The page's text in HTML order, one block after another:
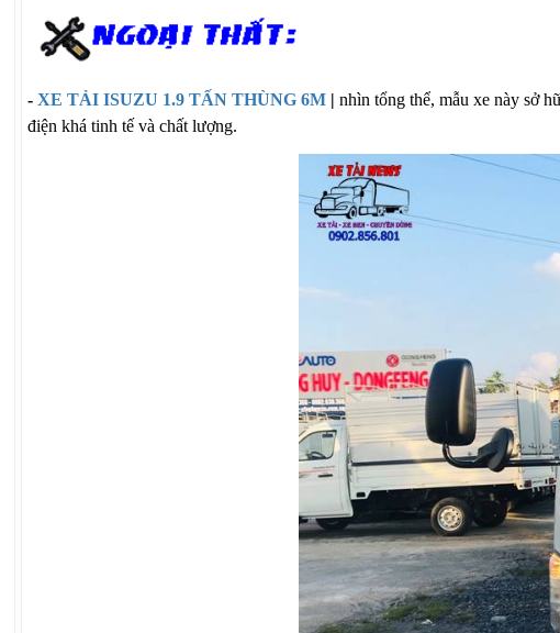
- XE TẢI ISUZU 1.9 TẤN THÙNG 6M | nhìn tổng thể, mẫu xe này sở
điệnkhá tinh tế và chất lượng.